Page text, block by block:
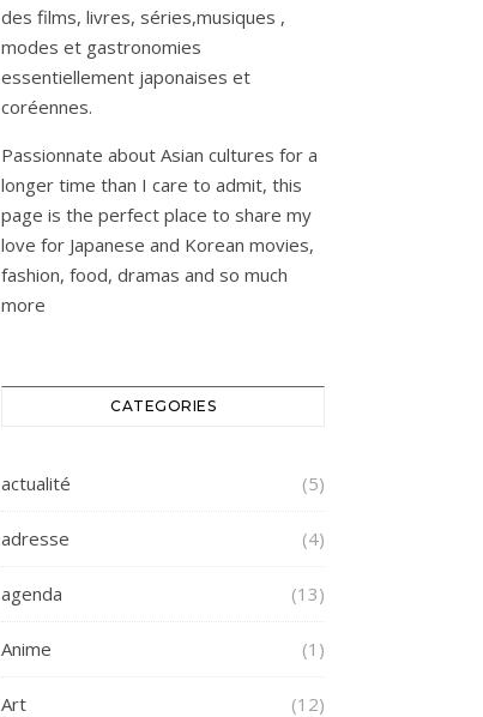
des films, livres, séries,musiques ,
modes et gastronomies
essentiellement japonaises et
coréennes.
Passionnate about Asian cultures for a
longer time than I care to admit, this
page is the perfect place to share my
love for Japanese and Korean movies,
fashion, food, dramas and so much
more
CATEGORIES
actualité (5)
adresse (4)
agenda (13)
Anime (1)
Art (12)